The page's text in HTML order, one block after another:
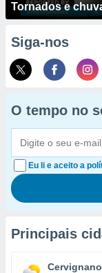
Tornados e
Siga-nos
O tempo no
Eu li e aceito a
Principais
Cervignano